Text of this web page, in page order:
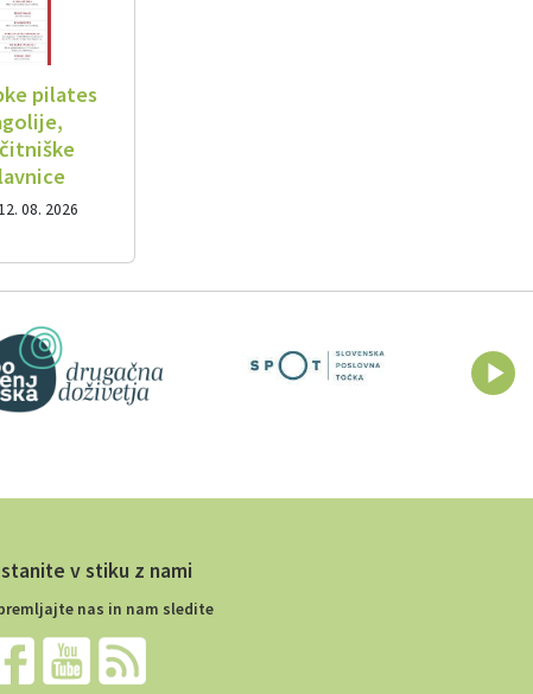
pilates
08. 2026
v stiku z nami
nas in nam sledite